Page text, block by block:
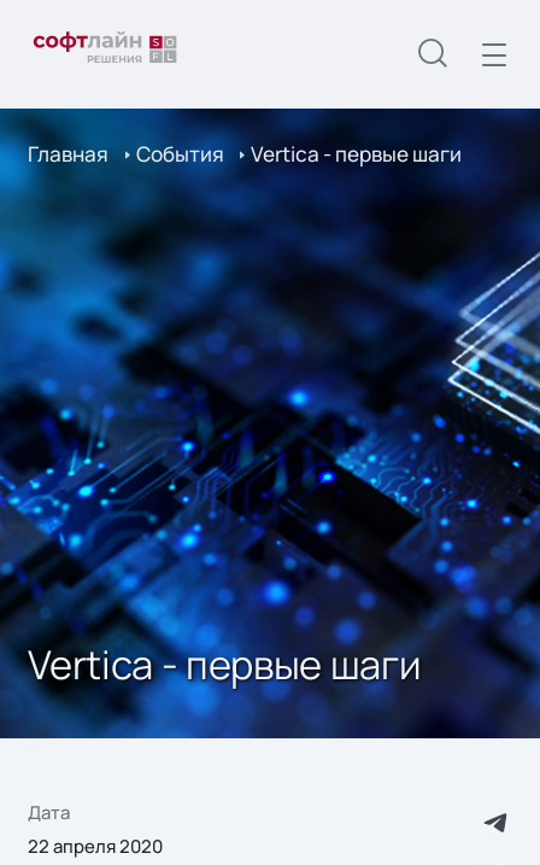
Главная События Vertica - первые шаги
Vertica - первые шаги
Дата
22 апреля 2020